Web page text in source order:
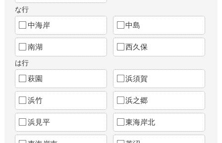
な行
中海岸 中島
南湖 西久保
は行
萩園 浜須賀
浜竹 浜之郷
浜見平 東海岸北